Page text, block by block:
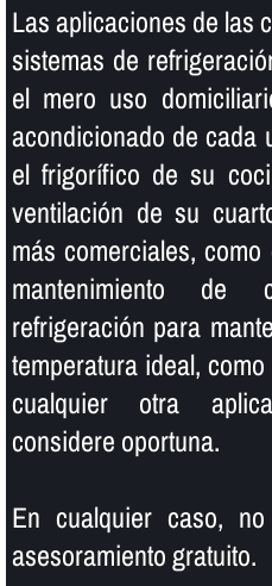
Las aplicaciones de las
sistemas de
el mero uso
acondicionado de cada
el frigorí­fico de su
ventilación de su
más comerciales,
mantenimiento de
refrigeración para
temperatura ideal,
cualquier otra
considere oportuna.
En cualquier caso,
asesoramiento gratuito.